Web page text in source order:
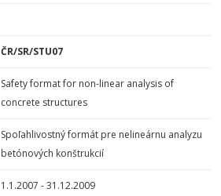
ČR/SR/STU07
Safety format for non-linear analysis of
concrete structures
Spoľahlivostný formát pre nelineárnu analyzu
betónových konštrukcií
1.1.2007 - 31.12.2009